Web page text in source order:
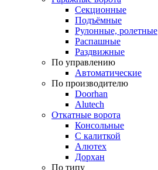
Секционные
Подъёмные
Рулонные, ролетные
Распашные
Раздвижные
По управлению
Автоматические
По производителю
Doorhan
Alutech
Откатные ворота
Консольные
С калиткой
Алютех
Дорхан
По типу